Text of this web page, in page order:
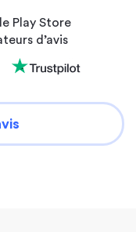
Play Store
d’avis